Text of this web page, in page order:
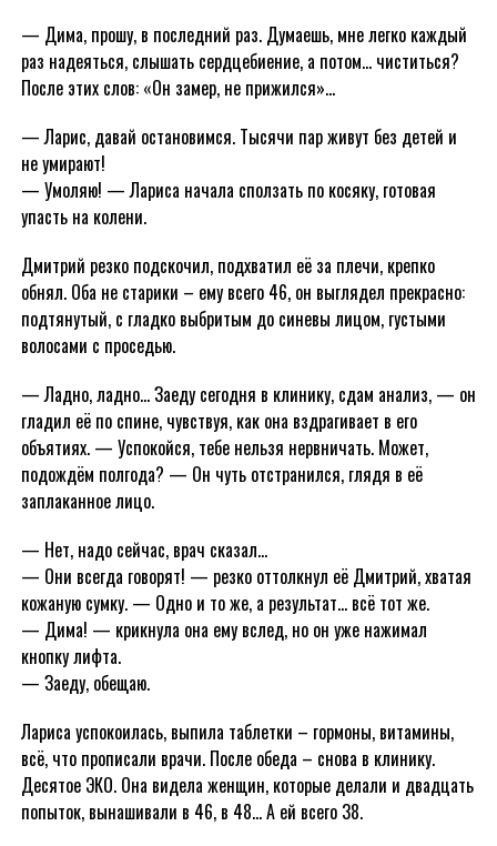
— Дима, прошу, в последний раз. Думаешь, мне легко каждый
раз надеяться, слышать сердцебиение, а потом… чиститься?
После этих слов: «Он замер, не прижился»…
— Ларис, давай остановимся. Тысячи пар живут без детей и
не умирают!
— Умоляю! — Лариса начала сползать по косяку, готовая
упасть на колени.
Дмитрий резко подскочил, подхватил её за плечи, крепко
обнял. Оба не старики – ему всего 46, он выглядел прекрасно:
подтянутый, с гладко выбритым до синевы лицом, густыми
волосами с проседью.
— Ладно, ладно… Заеду сегодня в клинику, сдам анализ, — он
гладил её по спине, чувствуя, как она вздрагивает в его
объятиях. — Успокойся, тебе нельзя нервничать. Может,
подождём полгода? — Он чуть отстранился, глядя в её
заплаканное лицо.
— Нет, надо сейчас, врач сказал…
— Они всегда говорят! — резко оттолкнул её Дмитрий, хватая
кожаную сумку. — Одно и то же, а результат… всё тот же.
— Дима! — крикнула она ему вслед, но он уже нажимал
кнопку лифта.
— Заеду, обещаю.
Лариса успокоилась, выпила таблетки – гормоны, витамины,
всё, что прописали врачи. После обеда – снова в клинику.
Десятое ЭКО. Она видела женщин, которые делали и двадцать
попыток, вынашивали в 46, в 48… А ей всего 38.